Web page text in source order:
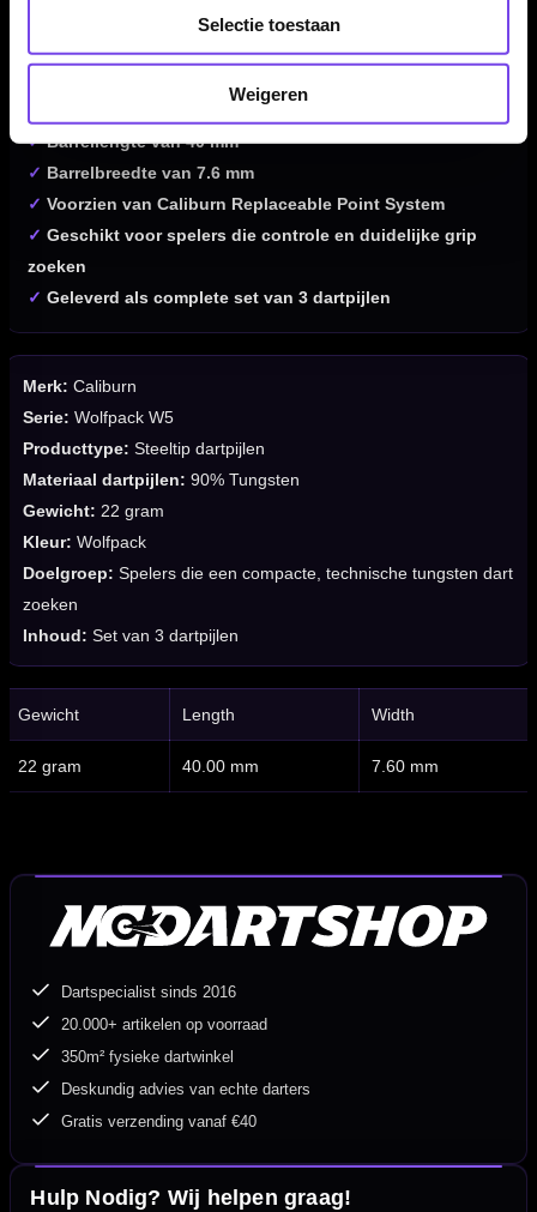
Selectie toestaan
Weigeren
✓ Gemaakt van 90% tungsten
✓ Barrellengte van 40 mm
✓ Barrelbreedte van 7.6 mm
✓ Voorzien van Caliburn Replaceable Point System
✓ Geschikt voor spelers die controle en duidelijke grip
zoeken
✓ Geleverd als complete set van 3 dartpijlen
Merk: Caliburn
Serie: Wolfpack W5
Producttype: Steeltip dartpijlen
Materiaal dartpijlen: 90% Tungsten
Gewicht: 22 gram
Kleur: Wolfpack
Doelgroep: Spelers die een compacte, technische tungsten dart
zoeken
Inhoud: Set van 3 dartpijlen
Gewicht Length Width
22 gram 40.00 mm 7.60 mm
Dartspecialist sinds 2016
20.000+ artikelen op voorraad
350m² fysieke dartwinkel
Deskundig advies van echte darters
Gratis verzending vanaf €40
Hulp Nodig? Wij helpen graag!